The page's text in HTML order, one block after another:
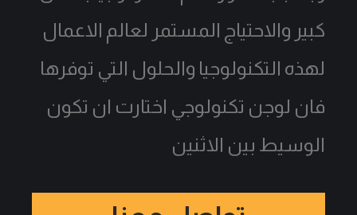
كبير والاحتياج المستمر لعالم الاعمال
لهذه التكنولوجيا والحلول التي توفرها
فان لوجن تكنولوجي اختارت ان تكون
الوسيط بين الاثنين